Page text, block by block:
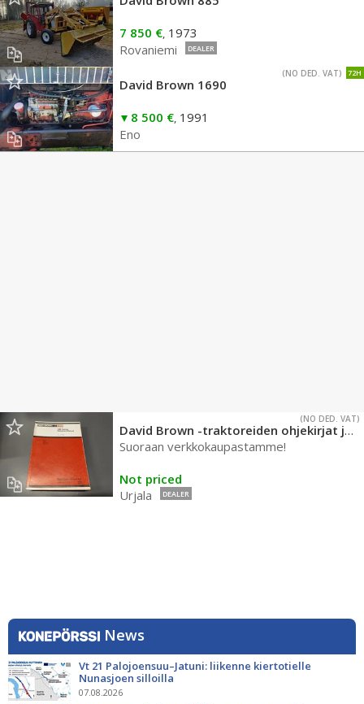
7 850 €, 1973
Rovaniemi
DEALER
72H
(NO DED. VAT)
David Brown 1690
8 500 €, 1991
Eno
(NO DED. VAT)
David Brown -traktoreiden ohjekirjat ja varaosakirjat
Suoraan verkkokaupastamme!
Not priced
Urjala
DEALER
News
Vt 21 Palojoensuu–Jatuni: liikenne kiertotielle
Nunasjoen silloilla
07.08.2026